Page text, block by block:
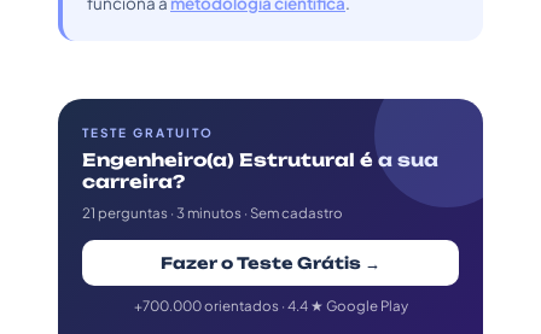
TESTE GRATUITO
Engenheiro(a) Estrutural é a sua
carreira?
21 perguntas · 3 minutos · Sem cadastro
Fazer o Teste Grátis →
+700.000 orientados · 4.4 ★ Google Play